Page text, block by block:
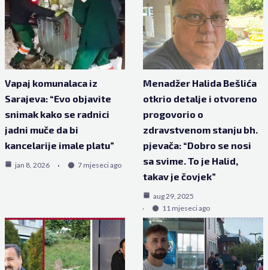
Vapaj komunalaca iz
Sarajeva: “Evo objavite
snimak kako se radnici
jadni muče da bi
kancelarije imale platu”
jan 8, 2026 7 mjeseci ago
Menadžer Halida Bešlića
otkrio detalje i otvoreno
progovorio o
zdravstvenom stanju bh.
pjevača: “Dobro se nosi
sa svime. To je Halid,
takav je čovjek”
aug 29, 2025
11 mjeseci ago